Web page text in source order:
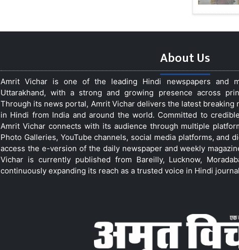
About Us
Amrit Vichar is one of the leading Hindi newspapers and
Uttarakhand, with a strong and growing presence across
Through its news portal, Amrit Vichar delivers the latest breaking
in Hindi from India and around the world. Committed to
Amrit Vichar connects with its audience through multiple
Photo Galleries, YouTube channels, social media platforms, and
access the e-version of the daily newspaper and weekly
Vichar is currently published from Bareilly, Lucknow,
continuously expanding its reach as a trusted voice in Hindi